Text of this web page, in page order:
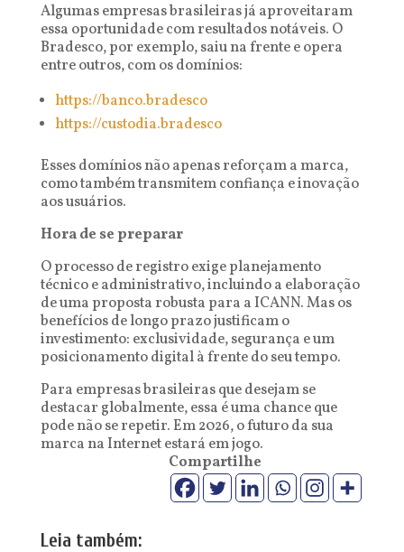
Algumas empresas brasileiras já aproveitaram
essa oportunidade com resultados notáveis. O
Bradesco, por exemplo, saiu na frente e opera
entre outros, com os domínios:
https://banco.bradesco
https://custodia.bradesco
Esses domínios não apenas reforçam a marca,
como também transmitem confiança e inovação
aos usuários.
Hora de se preparar
O processo de registro exige planejamento
técnico e administrativo, incluindo a elaboração
de uma proposta robusta para a ICANN. Mas os
benefícios de longo prazo justificam o
investimento: exclusividade, segurança e um
posicionamento digital à frente do seu tempo.
Para empresas brasileiras que desejam se
destacar globalmente, essa é uma chance que
pode não se repetir. Em 2026, o futuro da sua
marca na Internet estará em jogo.
Compartilhe
Leia também: